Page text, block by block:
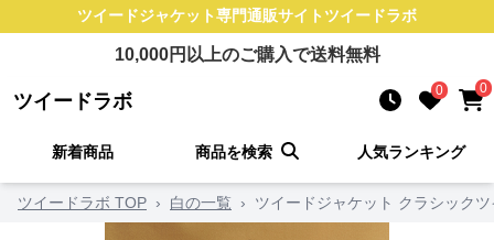
ツイードジャケット専門通販サイト ツイードラボ
10,000円以上のご購入で送料無料
ツイードラボ 0 0
新着商品 商品を検索 人気ランキング
ツイードラボ TOP › 白の一覧 › ツイードジャケット クラシック